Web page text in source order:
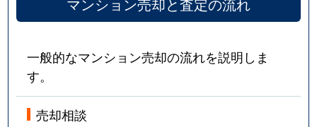
一般的なマンション売却の流れを説明しま
す。
売却相談